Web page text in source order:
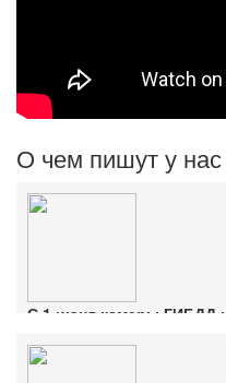
О чем пишут у
С 1 июня камеры ГИБДД
Ознакомиться с деталями